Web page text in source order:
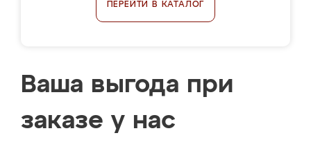
ПЕРЕЙТИ В КАТАЛОГ
Ваша выгода при
заказе у нас